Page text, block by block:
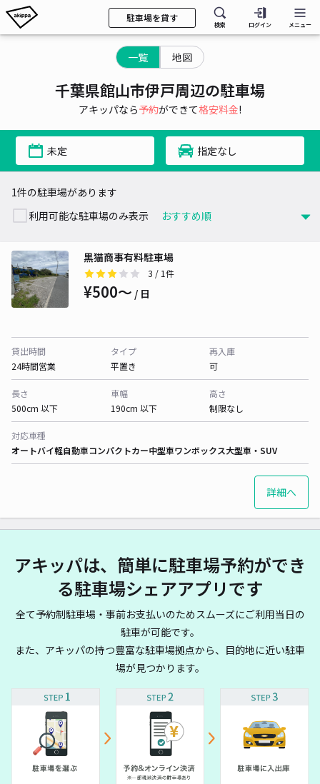
駐車場を貸す
検索 ログイン メニュー
一覧 地図
千葉県館山市伊戸周辺の駐車場
アキッパなら予約ができて格安料金!
未定 指定なし
1件の駐車場があります
利用可能な駐車場のみ表示
黒猫商事有料駐車場
3 / 1件
¥500〜 / 日
貸出時間
24時間営業
タイプ
平置き
再入庫
可
長さ
500cm 以下
車幅
190cm 以下
高さ
制限なし
対応車種
オートバイ軽自動車コンパクトカー中型車ワンボックス大型車・SUV
詳細へ
アキッパは、簡単に駐車場予約ができ
る駐車場シェアアプリです
全て予約制駐車場・事前お支払いのためスムーズにご利用当日の
駐車が可能です。
また、アキッパの持つ豊富な駐車場拠点から、目的地に近い駐車
場が見つかります。